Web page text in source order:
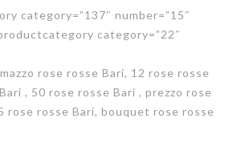
category=”137″ number=”15″
category=”22″
rose rosse Bari, 12 rose rosse
, 50 rose rosse Bari , prezzo rose
rose rosse Bari, bouquet rose rosse